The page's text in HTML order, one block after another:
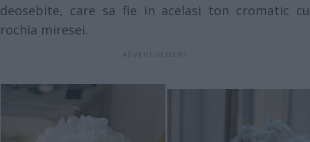
deosebite, care sa fie in acelasi ton cromatic cu
rochia miresei.